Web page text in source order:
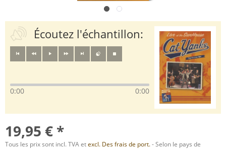
Écoutez l'échantillon:
0:00 0:00
19,95 € *
Tous les prix sont incl. TVA etexcl. Des frais de port.- Selon le pays de